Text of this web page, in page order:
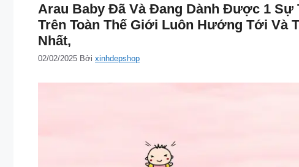
Arau Baby Đã Và Đang Dành Được 1 Sự
Trên Toàn Thế Giới Luôn Hướng Tới Và
Nhất,
02/02/2025 Bởi xinhdepshop